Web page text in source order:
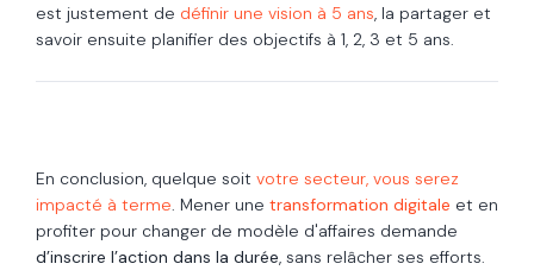
est justement de définir une vision à 5 ans , la partager et
savoir ensuite planifier des objectifs à 1, 2, 3 et 5 ans.
En conclusion, quelque soit votre secteur, vous serez
impacté à terme . Mener une transformation digitale et en
profiter pour changer de modèle d'affaires demande
d’inscrire l’action dans la durée , sans relâcher ses efforts.